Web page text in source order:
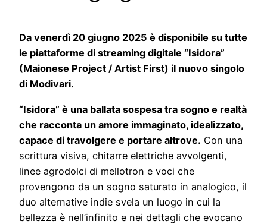
Da venerdì 20 giugno 2025 è disponibile su tutte
le piattaforme di streaming digitale “Isidora”
(Maionese Project / Artist First) il nuovo singolo
di Modivari.
“Isidora” è una ballata sospesa tra sogno e realtà
che racconta un amore immaginato, idealizzato,
capace di travolgere e portare altrove. Con una
scrittura visiva, chitarre elettriche avvolgenti,
linee agrodolci di mellotron e voci che
provengono da un sogno saturato in analogico, il
duo alternative indie svela un luogo in cui la
bellezza è nell’infinito e nei dettagli che evocano